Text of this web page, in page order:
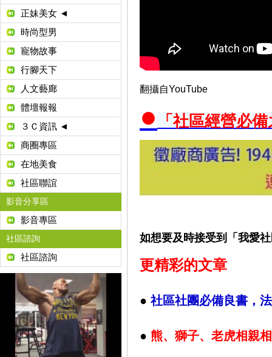
正妹美女 ◄
時尚型男
寵物故事
行腳天下
人文藝廊
體壇報報
３Ｃ資訊 ◄
商圈專區
在地美食
社區聯誼
影音分享區
影音專區
社區諮詢
社區諮詢
翻攝自YouTube
● 「社區經營必
如想要及時接受到「我愛
更精彩的文章
● 社區社團必備良書，
● 熊、獅子、老虎相親